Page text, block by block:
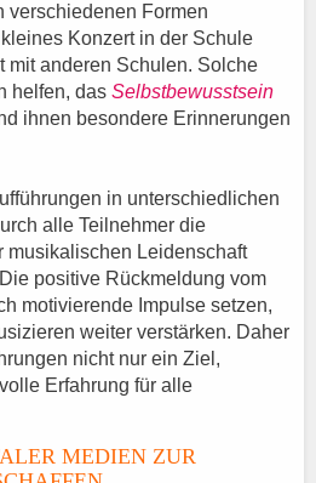
verschiedenen Formen
Konzert in der Schule
mit anderen Schulen. Solche
helfen, das Selbstbewusstsein
ihnen besondere Erinnerungen
in unterschiedlichen
alle Teilnehmer die
musikalischen Leidenschaft
positive Rückmeldung vom
motivierende Impulse setzen,
weiter verstärken. Daher
nicht nur ein Ziel,
Erfahrung für alle
MEDIEN ZUR